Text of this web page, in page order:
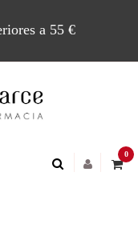
a 55 €
0